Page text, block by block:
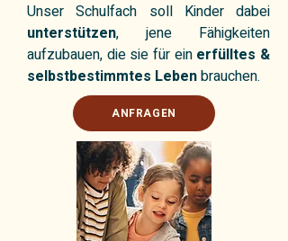
Unser Schulfach soll Kinder dabei
unterstützen, jene Fähigkeiten
aufzubauen, die sie für ein erfülltes &
selbstbestimmtes Lebenbrauchen.
ANFRAGEN